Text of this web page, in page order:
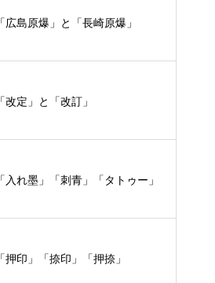
「広島原爆」と「長崎原爆」
「改定」と「改訂」
「入れ墨」「刺青」「タトゥー」
「押印」「捺印」「押捺」